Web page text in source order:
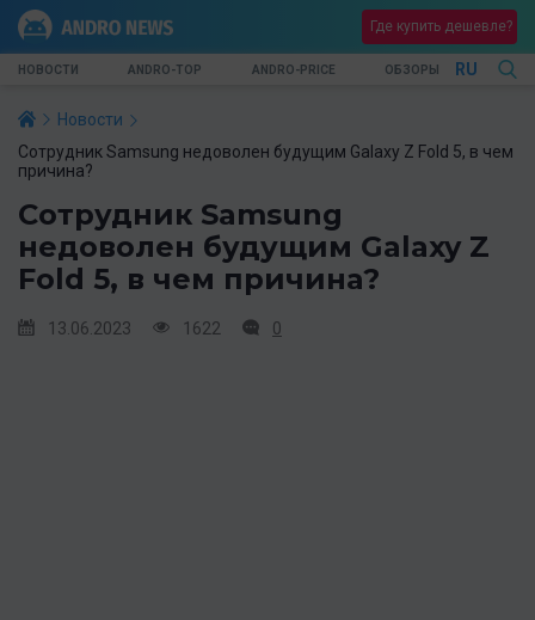
Где купить дешевле?
НОВОСТИ ANDRO-TOP ANDRO-PRICE ОБЗОРЫ RU
Новости
Сотрудник Samsung недоволен будущим Galaxy Z Fold 5, в чем
причина?
Сотрудник Samsung
недоволен будущим Galaxy Z
Fold 5, в чем причина?
13.06.2023 1622 0